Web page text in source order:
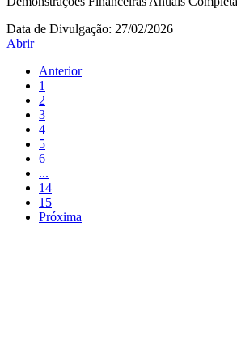
Data de Divulgação: 27/02/2026
Abrir
Anterior
1
2
3
4
5
6
...
14
15
Próxima